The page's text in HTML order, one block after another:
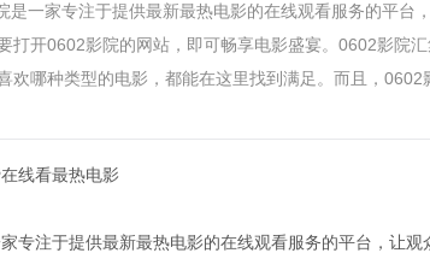
是一家专注于提供最新最热电影的在线观看服务的平台
打开0602影院的网站，即可畅享电影盛宴。0602影院
欢哪种类型的电影，都能在这里找到满足。而且，
线看最热电影
专注于提供最新最热电影的在线观看服务的平台，让